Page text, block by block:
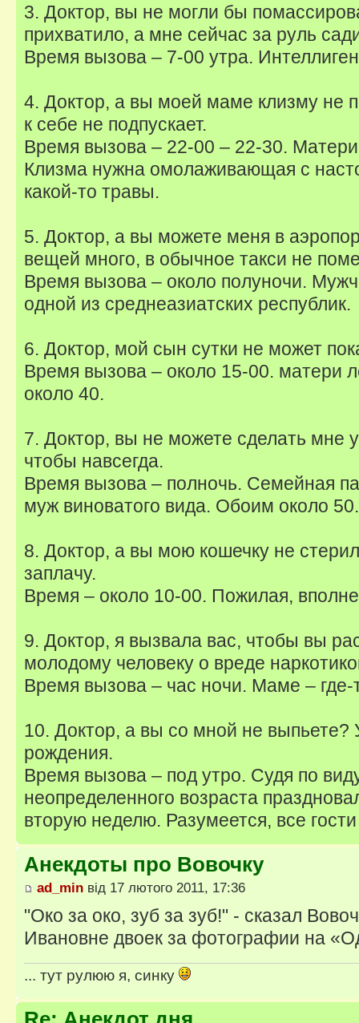
3. Доктор, вы не могли бы
прихватило, а мне сейчас за руль
Время вызова – 7-00 утра.
4. Доктор, а вы моей маме клизму не
к себе не подпускает.
Время вызова – 22-00 – 22-30.
Клизма нужна омолаживающая с
какой-то травы.
5. Доктор, а вы можете меня в
вещей много, в обычное такси не
Время вызова – около полуночи.
одной из среднеазиатских республик.
6. Доктор, мой сын сутки не может
Время вызова – около 15-00. матери
около 40.
7. Доктор, вы не можете сделать мне
чтобы навсегда.
Время вызова – полночь. Семейная
муж виноватого вида. Обоим около
8. Доктор, а вы мою кошечку не
заплачу.
Время – около 10-00. Пожилая,
9. Доктор, я вызвала вас, чтобы вы
молодому человеку о вреде
Время вызова – час ночи. Маме –
10. Доктор, а вы со мной не выпьете?
рождения.
Время вызова – под утро. Судя по
неопределенного возраста
вторую неделю. Разумеется, все
Анекдоты про Вовочку
ad_min від 17 лютого 2011, 17:36
"Око за око, зуб за зуб!" - сказал
Ивановне двоек за фотографии на
... тут рулюю я, синку